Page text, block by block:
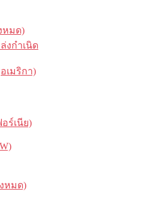
หมด)
งกำเนิด
เมริกา)
ร์เนีย)
งหมด)